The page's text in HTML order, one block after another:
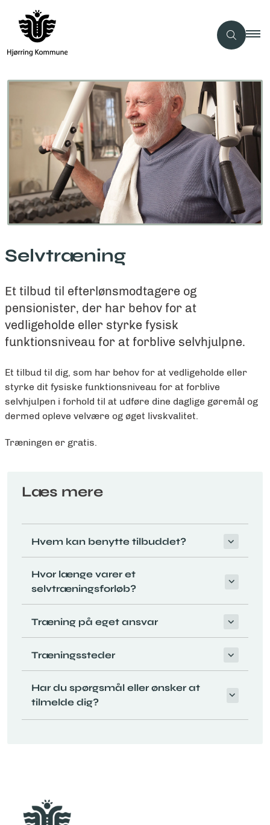
Selvtræning
Et tilbud til efterlønsmodtagere og
pensionister, der har behov for at
vedligeholde eller styrke fysisk
funktionsniveau for at forblive selvhjulpne.
Et tilbud til dig, som har behov for at vedligeholde eller
styrke dit fysiske funktionsniveau for at forblive
selvhjulpen i forhold til at udføre dine daglige gøremål og
dermed opleve velvære og øget livskvalitet.
Træningen er gratis.
Læs mere
Hvem kan benytte tilbuddet?
Hvor længe varer et
selvtræningsforløb?
Træning på eget ansvar
Træningssteder
Har du spørgsmål eller ønsker at
tilmelde dig?